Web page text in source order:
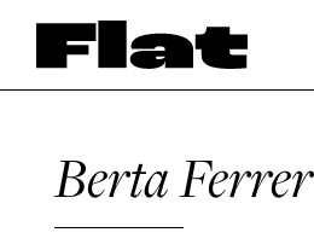
Berta Ferrer